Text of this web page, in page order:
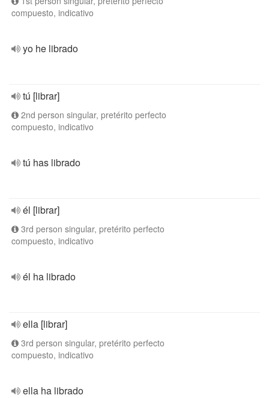
compuesto, indicativo
yo he librado
tú [librar]
2nd person singular, pretérito perfecto
compuesto, indicativo
tú has librado
él [librar]
3rd person singular, pretérito perfecto
compuesto, indicativo
él ha librado
ella [librar]
3rd person singular, pretérito perfecto
compuesto, indicativo
ella ha librado